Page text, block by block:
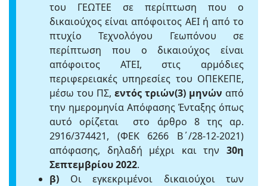
του ΓΕΩΤΕΕ σε περίπτωση που ο
δικαιούχος είναι απόφοιτος ΑΕΙ ή από το
πτυχίο Τεχνολόγου Γεωπόνου σε
περίπτωση που ο δικαιούχος είναι
απόφοιτος ΑΤΕΙ, στις αρμόδιες
περιφερειακές υπηρεσίες του ΟΠΕΚΕΠΕ,
μέσω του ΠΣ, εντός τριών(3) μηνών από
την ημερομηνία Απόφασης Ένταξης όπως
αυτό ορίζεται στο άρθρο 8 της αρ.
2916/374421, (ΦΕΚ 6266 Β΄/28-12-2021)
απόφασης, δηλαδή μέχρι και την 30η
Σεπτεμβρίου 2022.
β) Οι εγκεκριμένοι δικαιούχοι των